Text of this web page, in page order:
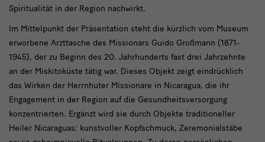
Spiritualität in der Region nachwirkt.
Im Mittelpunkt der Präsentation steht die kürzlich vom Museum
erworbene Arzttasche des Missionars Guido Großmann (1871-
1945), der zu Beginn des 20. Jahrhunderts fast drei Jahrzehnte
an der Miskitoküste tätig war. Dieses Objekt zeigt eindrücklich
das Wirken der Herrnhuter Missionare in Nicaragua, die ihr
Engagement in der Region auf die Gesundheitsversorgung
konzentrierten. Ergänzt wird sie durch Objekte traditioneller
Heiler Nicaraguas: kunstvoller Kopfschmuck, Zeremonialstäbe